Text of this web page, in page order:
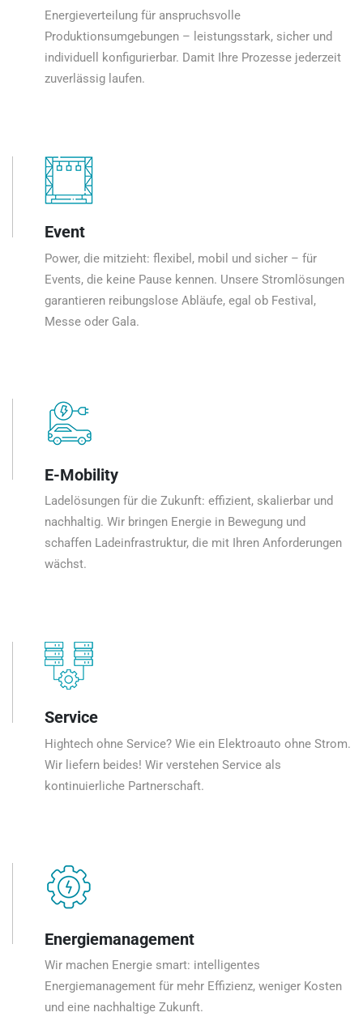
Energieverteilung für anspruchsvolle
Produktionsumgebungen – leistungsstark, sicher und
individuell konfigurierbar. Damit Ihre Prozesse jederzeit
zuverlässig laufen.
Event
Power, die mitzieht: flexibel, mobil und sicher – für
Events, die keine Pause kennen. Unsere Stromlösungen
garantieren reibungslose Abläufe, egal ob Festival,
Messe oder Gala.
E-Mobility
Ladelösungen für die Zukunft: effizient, skalierbar und
nachhaltig. Wir bringen Energie in Bewegung und
schaffen Ladeinfrastruktur, die mit Ihren Anforderungen
wächst.
Service
Hightech ohne Service? Wie ein Elektroauto ohne Strom.
Wir liefern beides! Wir verstehen Service als
kontinuierliche Partnerschaft.
Energiemanagement
Wir machen Energie smart: intelligentes
Energiemanagement für mehr Effizienz, weniger Kosten
und eine nachhaltige Zukunft.